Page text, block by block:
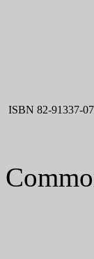
ISBN 82-91337-